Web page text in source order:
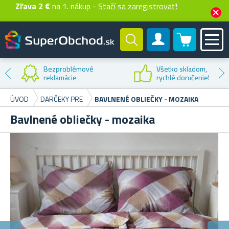
Zľava 2 € na 1. nákup - Stačí sa zaregistrovať!
Zákaznícky účet
0 produktů
Bezproblémové
reklamácie
Všetko skladom,
rychlé doručenie!
ÚVOD
DARČEKY PRE BAVLNENÉ OBLIEČKY - MOZAIKA
Bavlnené obliečky - mozaika